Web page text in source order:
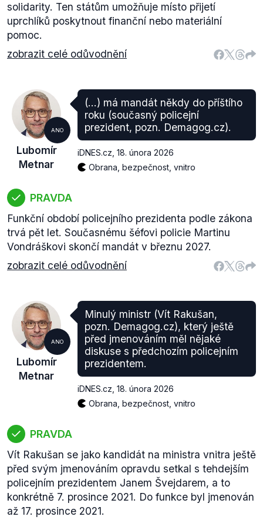
solidarity. Ten státům umožňuje místo přijetí
uprchlíků poskytnout finanční nebo materiální
pomoc.
zobrazit celé odůvodnění
ANO
Lubomír
Metnar
(...) má mandát někdy do příštího
roku (současný policejní
prezident, pozn. Demagog.cz).
iDNES.cz 18. února 2026
Obrana, bezpečnost, vnitro
PRAVDA
Funkční období policejního prezidenta podle zákona
trvá pět let. Současnému šéfovi policie Martinu
Vondráškovi skončí mandát v březnu 2027.
zobrazit celé odůvodnění
ANO
Lubomír
Metnar
Minulý ministr (Vít Rakušan,
pozn. Demagog.cz), který ještě
před jmenováním měl nějaké
diskuse s předchozím policejním
prezidentem.
iDNES.cz 18. února 2026
Obrana, bezpečnost, vnitro
PRAVDA
Vít Rakušan se jako kandidát na ministra vnitra ještě
před svým jmenováním opravdu setkal s tehdejším
policejním prezidentem Janem Švejdarem, a to
konkrétně 7. prosince 2021. Do funkce byl jmenován
až 17. prosince 2021.